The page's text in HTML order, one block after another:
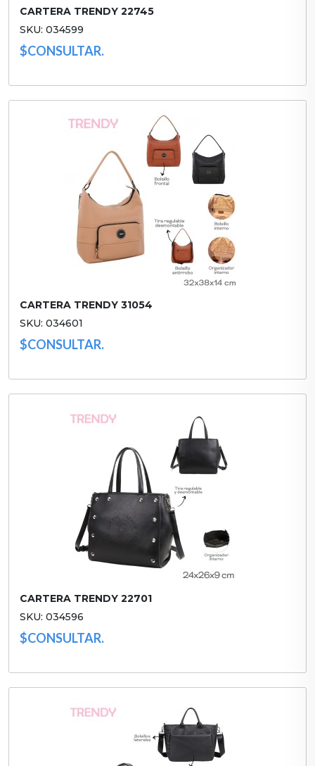
CARTERA TRENDY 22745
SKU: 034599
$CONSULTAR.
CARTERA TRENDY 31054
SKU: 034601
$CONSULTAR.
CARTERA TRENDY 22701
SKU: 034596
$CONSULTAR.